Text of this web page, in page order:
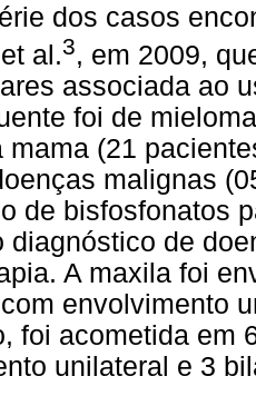
dos casos
al.3, em 2009,
associada ao
foi de
mama (21
malignas
de bisfosfonatos
diagnóstico de
A maxila foi
envolvimento
foi acometida em
unilateral e 3